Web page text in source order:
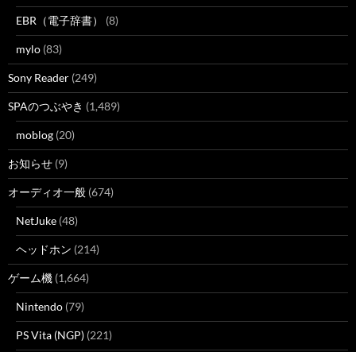
EBR（電子辞書） (8)
mylo (83)
Sony Reader (249)
SPAのつぶやき (1,489)
moblog (20)
お知らせ (9)
オーディオ一般 (674)
NetJuke (48)
ヘッドホン (214)
ゲーム機 (1,664)
Nintendo (79)
PS Vita (NGP) (221)